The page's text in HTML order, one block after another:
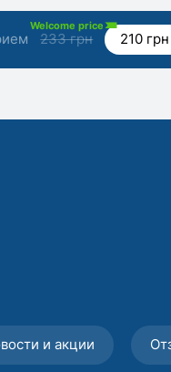
Welcome price
233 грн 210 грн
и акции